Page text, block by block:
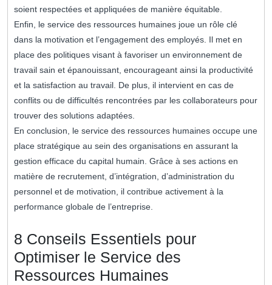
soient respectées et appliquées de manière équitable.
Enfin, le service des ressources humaines joue un rôle clé
dans la motivation et l’engagement des employés. Il met en
place des politiques visant à favoriser un environnement de
travail sain et épanouissant, encourageant ainsi la productivité
et la satisfaction au travail. De plus, il intervient en cas de
conflits ou de difficultés rencontrées par les collaborateurs pour
trouver des solutions adaptées.
En conclusion, le service des ressources humaines occupe une
place stratégique au sein des organisations en assurant la
gestion efficace du capital humain. Grâce à ses actions en
matière de recrutement, d’intégration, d’administration du
personnel et de motivation, il contribue activement à la
performance globale de l’entreprise.
8 Conseils Essentiels pour
Optimiser le Service des
Ressources Humaines